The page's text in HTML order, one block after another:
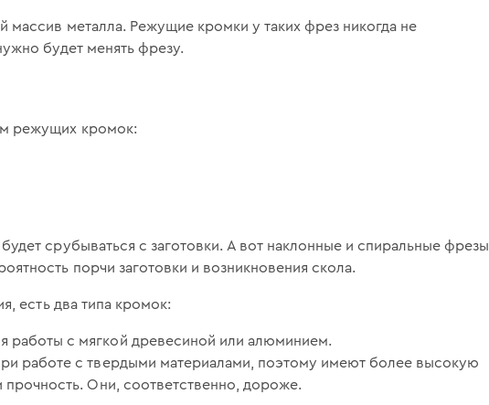
металла. Режущие кромки у таких фрез никогда не
будет менять фрезу.
режущих кромок:
срубываться с заготовки. А вот наклонные и спиральные фрезы
порчи заготовки и возникновения скола.
есть два типа кромок:
с мягкой древесиной или алюминием.
работе с твердыми материалами, поэтому имеют более высокую
Они, соответственно, дороже.